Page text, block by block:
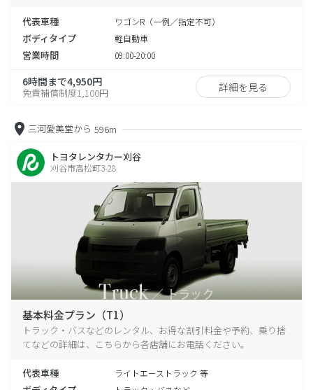
代表車種 ワゴンR（一例／指定不可）
ボディタイプ 軽自動車
営業時間 09:00-20:00
6時間まで4,950円
免責補償制度1,100円 詳細を見る
三河愛美堂から 596m
トヨタレンタカー刈谷
刈谷市高松町3-28
基本料金プラン（T1）
トラック・バスなどのレンタル、お得な割引料金や予約、乗り捨
てなどの詳細は、こちらから各店舗にお電話ください。
代表車種 ライトエーストラック 等